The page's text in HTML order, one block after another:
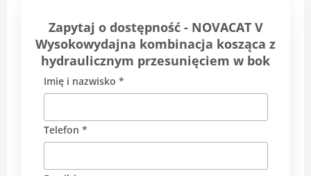
Zapytaj o dostępność - NOVACAT V
Wysokowydajna kombinacja kosząca z
hydraulicznym przesunięciem w bok
Imię i nazwisko *
Telefon *